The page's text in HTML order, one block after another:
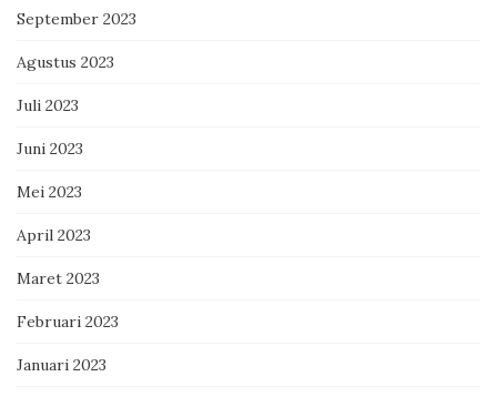
September 2023
Agustus 2023
Juli 2023
Juni 2023
Mei 2023
April 2023
Maret 2023
Februari 2023
Januari 2023